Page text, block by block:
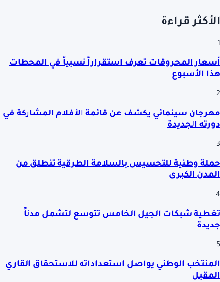
الأكثر قراءة
1
أسعار المحروقات تعرف استقراراً نسبياً في المحطات
هذا الأسبوع
2
مهرجان سينمائي يكشف عن قائمة الأفلام المشاركة في
دورته الجديدة
3
حملة وطنية للتحسيس بالسلامة الطرقية تنطلق من
المدن الكبرى
4
تغطية شبكات الجيل الخامس تتوسع لتشمل مدناً
جديدة
5
المنتخب الوطني يواصل استعداداته للاستحقاق القاري
المقبل